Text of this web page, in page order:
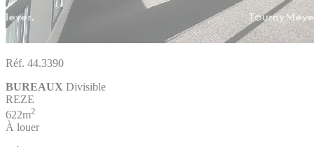
Réf. 44.3390
BUREAUX Divisible
REZE
622m2
À louer